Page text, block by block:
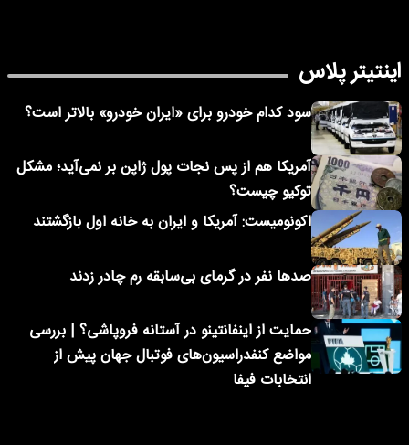
اینتیتر پلاس
سود کدام خودرو برای «ایران خودرو» بالاتر است؟
آمریکا هم از پس نجات پول ژاپن بر نمی‌آید؛ مشکل
توکیو چیست؟
اکونومیست: آمریکا و ایران به خانه اول بازگشتند
صدها نفر در گرمای بی‌سابقه رم چادر زدند
حمایت از اینفانتینو در آستانه فروپاشی؟ | بررسی
مواضع کنفدراسیون‌های فوتبال جهان پیش از
انتخابات فیفا